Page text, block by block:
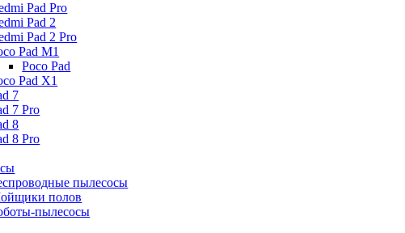
Pad Pro
Pad 2
Pad 2 Pro
Pad M1
Poco Pad
Pad X1
7
7 Pro
8
8 Pro
пылесосы
полов
пылесосы